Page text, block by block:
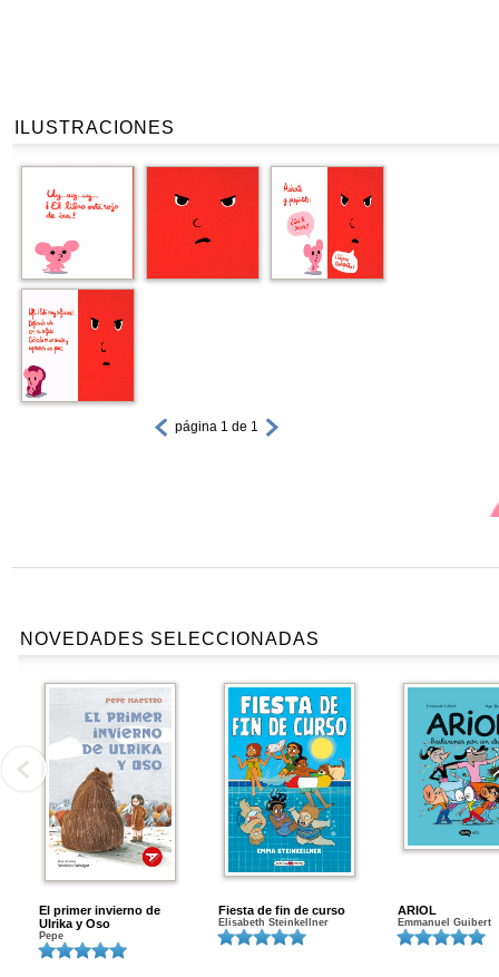
ILUSTRACIONES
página 1 de 1
NOVEDADES SELECCIONADAS
El primer invierno de
Ulrika y Oso
Pepe
Fiesta de fin de curso
Elisabeth Steinkellner
ARIOL
Emmanuel Guibert